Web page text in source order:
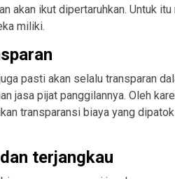
akan ikut dipertaruhkan. Untuk
miliki.
pasti akan selalu transparan
jasa pijat panggilannya. Oleh
transparansi biaya yang
terjangkau